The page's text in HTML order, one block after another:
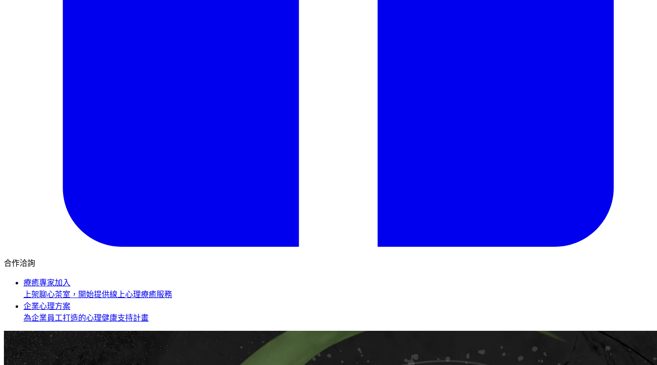
合作洽詢
療癒專家加入
上架聊心茶室，開始提供線上心理療癒服務
企業心理方案
為企業員工打造的心理健康支持計畫